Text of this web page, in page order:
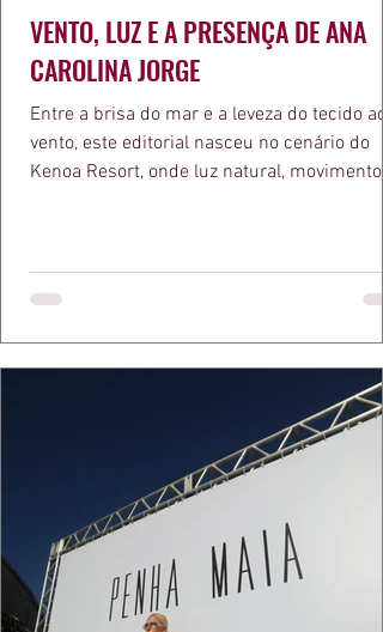
VENTO, LUZ E A PRESENÇA DE ANA
CAROLINA JORGE
Entre a brisa do mar e a leveza do tecido ao
vento, este editorial nasceu no cenário do
Kenoa Resort, onde luz natural, movimento e
bolsa da Malu Pires, em uma composição
algo de intemporal em vestir o vento e
que ele conduza a cena. Cada dobra do
cada reflexo dourado da luz sobre a pe